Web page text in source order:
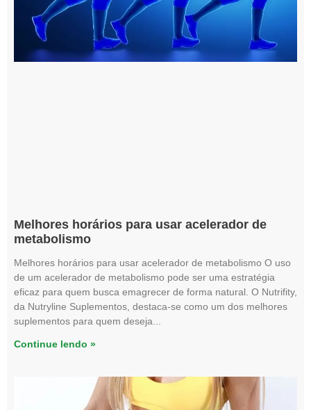
Melhores horários para usar acelerador de
metabolismo
Melhores horários para usar acelerador de metabolismo O uso
de um acelerador de metabolismo pode ser uma estratégia
eficaz para quem busca emagrecer de forma natural. O Nutrifity,
da Nutryline Suplementos, destaca-se como um dos melhores
suplementos para quem deseja
Continue lendo »